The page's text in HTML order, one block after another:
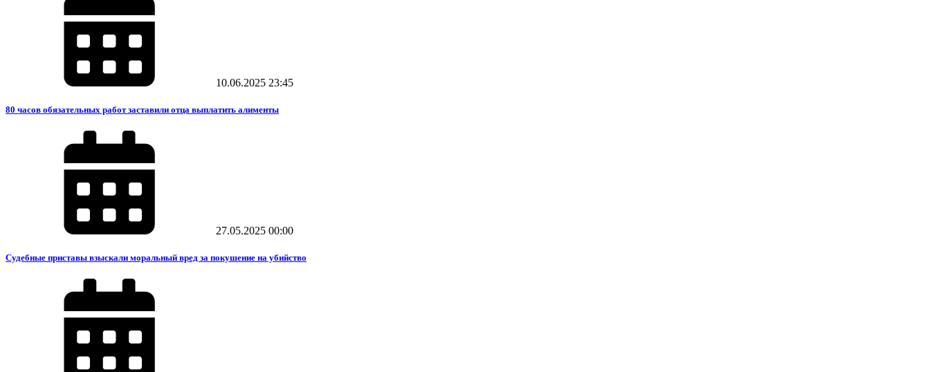
10.06.2025 23:45
80 часов обязательных работ заставили отца выплатить алименты
27.05.2025 00:00
Судебные приставы взыскали моральный вред за покушение на убийство